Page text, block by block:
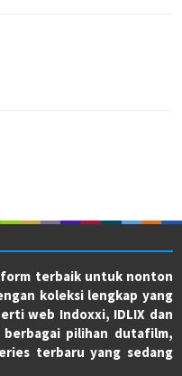
terbaik untuk nonton
koleksi lengkap yang
web Indoxxi, IDLIX dan
berbagai pilihan dutafilm,
terbaru yang sedang